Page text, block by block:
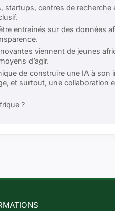
startups, centres de recherche
entraînés sur des données
viennent de jeunes
d’agir.
de construire une IA à son
et surtout, une collaboration
?